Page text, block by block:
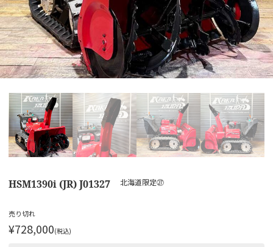
HSM1390i (JR) J01327 北海道限定㉗
売り切れ
¥728,000(税込)